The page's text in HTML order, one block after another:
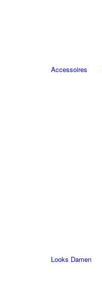
Accessoires
Looks Damen